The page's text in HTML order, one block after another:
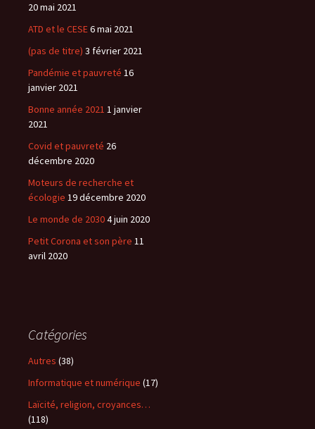
20 mai 2021
ATD et le CESE6 mai 2021
(pas de titre) 3 février 2021
Pandémie et pauvreté 16
janvier 2021
Bonne année 2021 1 janvier
2021
Covid et pauvreté 26
décembre 2020
Moteurs de recherche et
écologie 19 décembre 2020
Le monde de 20304 juin 2020
Petit Corona et son père 11
avril 2020
Catégories
Autres (38)
Informatique et numérique (17)
Laïcité, religion, croyances…
(118)